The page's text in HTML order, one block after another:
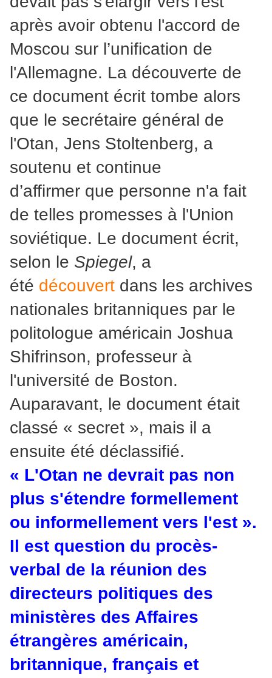
après avoir obtenu l'accord de
Moscou sur l’unification de
l'Allemagne. La découverte de
ce document écrit tombe alors
que le secrétaire général de
l'Otan, Jens Stoltenberg, a
soutenu et continue
d’affirmer que personne n'a fait
de telles promesses à l'Union
soviétique. Le document écrit,
selon le Spiegel, a
été découvert dans les archives
nationales britanniques par le
politologue américain Joshua
Shifrinson, professeur à
l'université de Boston.
Auparavant, le document était
classé « secret », mais il a
ensuite été déclassifié.
« L'Otan ne devrait pas non
plus s'étendre formellement
ou informellement vers l'est ».
Il est question du procès-
verbal de la réunion des
directeurs politiques des
ministères des Affaires
étrangères américain,
britannique, français et